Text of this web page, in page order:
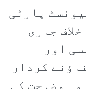
پارٹی
جاری
اور
کردار